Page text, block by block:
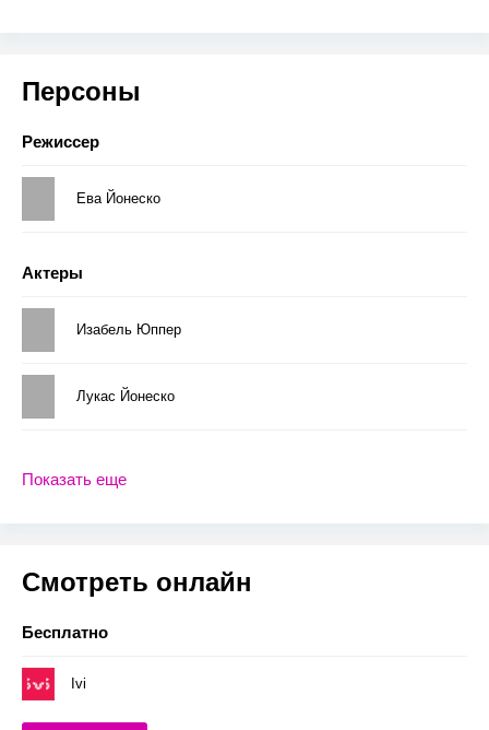
Персоны
Режиссер
Ева Йонеско
Актеры
Изабель Юппер
Лукас Йонеско
Показать еще
Смотреть онлайн
Бесплатно
Ivi